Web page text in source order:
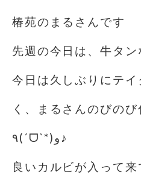
椿苑のまるさんです
先週の今日は、牛タ
今日は久しぶりにテ
く、まるさんのびの
٩(ˊᗜˋ*)و♪
良いカルビが入って来